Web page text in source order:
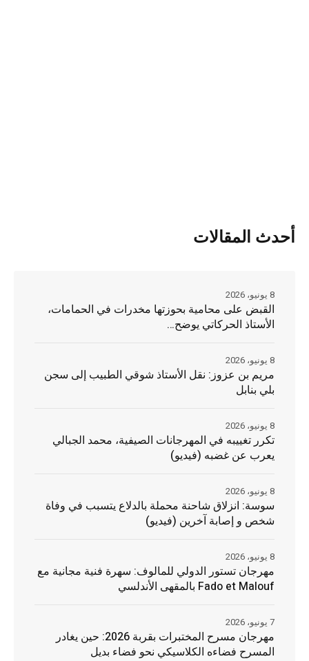
أحدث المقالات
القبض على محامية بحوزتها مخدرات في الحمامات،
الأستاذ الحركاتي يوضح…
8 يونيو، 2026
مريم بن عزوز: نقل الأستاذ شوقي الطبيب إلى سجن
بلي بنابل
8 يونيو، 2026
تكرر تغييبه في المهرجانات الصيفية، محمد الجبالي
يعرب عن غضبه (فيديو)
8 يونيو، 2026
سوسة: انزلاق شاحنة محملة بالدلاع يتسبب في وفاة
شخص و إصابة آخرين (فيديو)
8 يونيو، 2026
مهرجان تستور الدولي للمالوف: سهرة فنية مجانية مع
Fado et Malouf بالمقهى الأندلسي
8 يونيو، 2026
مهرجان مسرح المختبرات بقربة 2026: حين يغادر
المسرح فضاءه الكلاسيكي نحو فضاء بديل
7 يونيو، 2026